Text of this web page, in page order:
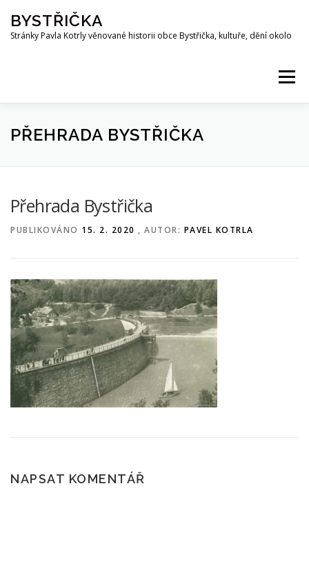
obsah
BYSTŘIČKA
Stránky Pavla Kotrly věnované historii obce Bystřička, kultuře, dění okolo
Menu
AKTUALITY HISTORIE PŘEHRADA BYSTŘIČKA
KE STAŽENÍ KOTRLA.COM ROZHLAS
ODKAZY PŘÍRODA SPOLKY
ČTENÍ A POVĚSTI SKÁLY POČASÍ
ROUBENÉ STAVBY KAM NA VÝLET?
PŘEHRADA BYSTŘIČKA
Přehrada Bystřička
PUBLIKOVÁNO 15. 2. 2020 , AUTOR: PAVEL KOTRLA
NAPSAT KOMENTÁŘ